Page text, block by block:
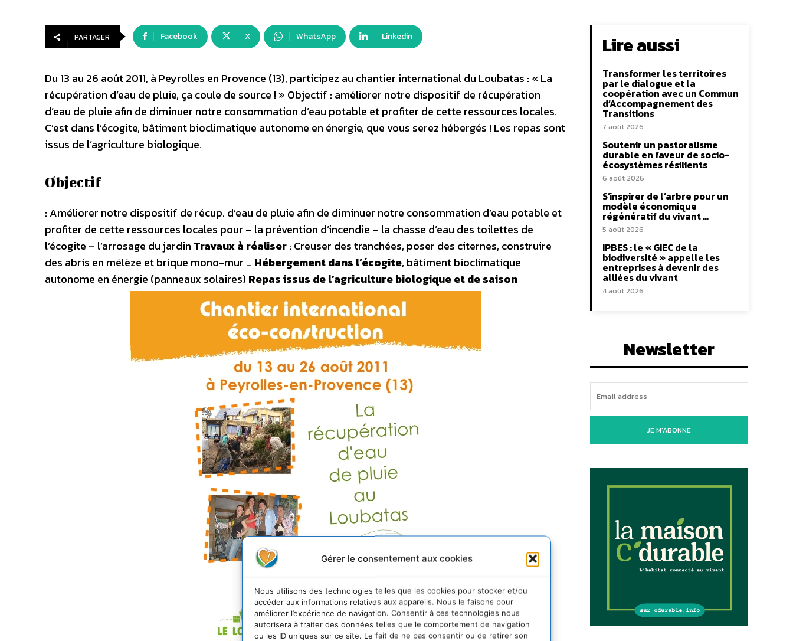
Gérer le consentement aux cookies
Nous utilisons des technologies telles que les cookies pour stocker et/ou
accéder aux informations relatives aux appareils. Nous le faisons pour
améliorer l’expérience de navigation. Consentir à ces technologies nous
autorisera à traiter des données telles que le comportement de navigation
ou les ID uniques sur ce site. Le fait de ne pas consentir ou de retirer son
PARTAGER Facebook X WhatsApp Linkedin
Du 13 au 26 août 2011, à Peyrolles en Provence (13), participez au chantier international du Loubatas : « La
récupération d’eau de pluie, ça coule de source ! » Objectif : améliorer notre dispositif de récupération
d’eau de pluie afin de diminuer notre consommation d’eau potable et profiter de cette ressources locales.
C’est dans l’écogite, bâtiment bioclimatique autonome en énergie, que vous serez hébergés ! Les repas sont
issus de l’agriculture biologique.
Objectif
: Améliorer notre dispositif de récup. d’eau de pluie afin de diminuer notre consommation d’eau potable et
profiter de cette ressources locales pour – la prévention d’incendie – la chasse d’eau des toilettes de
l’écogite – l’arrosage du jardin Travaux à réaliser: Creuser des tranchées, poser des citernes, construire
des abris en mélèze et brique mono-mur … Hébergement dans l’écogite, bâtiment bioclimatique
autonome en énergie (panneaux solaires) Repas issus de l’agriculture biologique et de saison
Lire aussi
Transformer les territoires
par le dialogue et la
coopération avec un Commun
d’Accompagnement des
Transitions
7 août 2026
Soutenir un pastoralisme
durable en faveur de socio-
écosystèmes résilients
6 août 2026
S’inspirer de l’arbre pour un
modèle économique
régénératif du vivant …
5 août 2026
IPBES : le « GIEC de la
biodiversité » appelle les
entreprises à devenir des
alliées du vivant
4 août 2026
Newsletter
JE M'ABONNE